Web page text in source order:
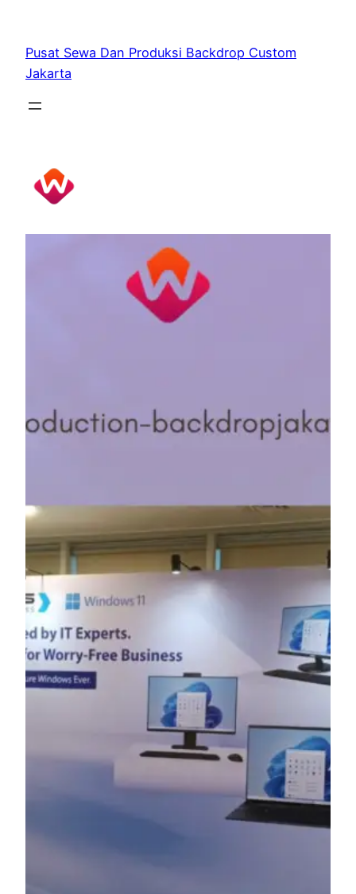
content
Pusat Sewa Dan Produksi Backdrop Custom
Jakarta